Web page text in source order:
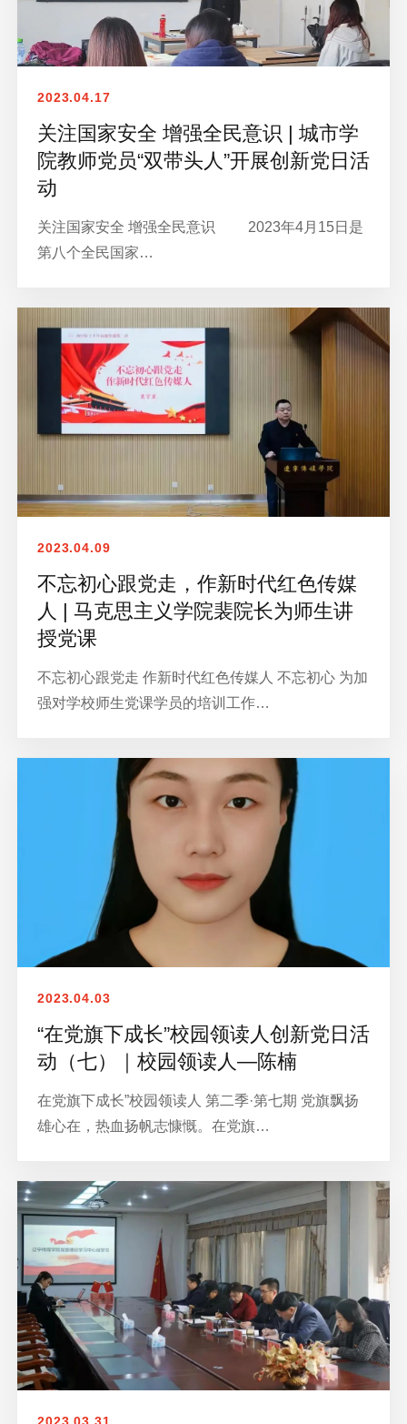
2023.04.17
关注国家安全 增强全民意识 | 城市学
院教师党员“双带头人”开展创新党日活
动
关注国家安全 增强全民意识 2023年4月15日是
第八个全民国家…
2023.04.09
不忘初心跟党走，作新时代红色传媒
人 | 马克思主义学院裴院长为师生讲
授党课
不忘初心跟党走 作新时代红色传媒人 不忘初心 为加
强对学校师生党课学员的培训工作…
2023.04.03
“在党旗下成长”校园领读人创新党日活
动（七）｜校园领读人—陈楠
在党旗下成长”校园领读人 第二季·第七期 党旗飘扬
雄心在，热血扬帆志慷慨。在党旗…